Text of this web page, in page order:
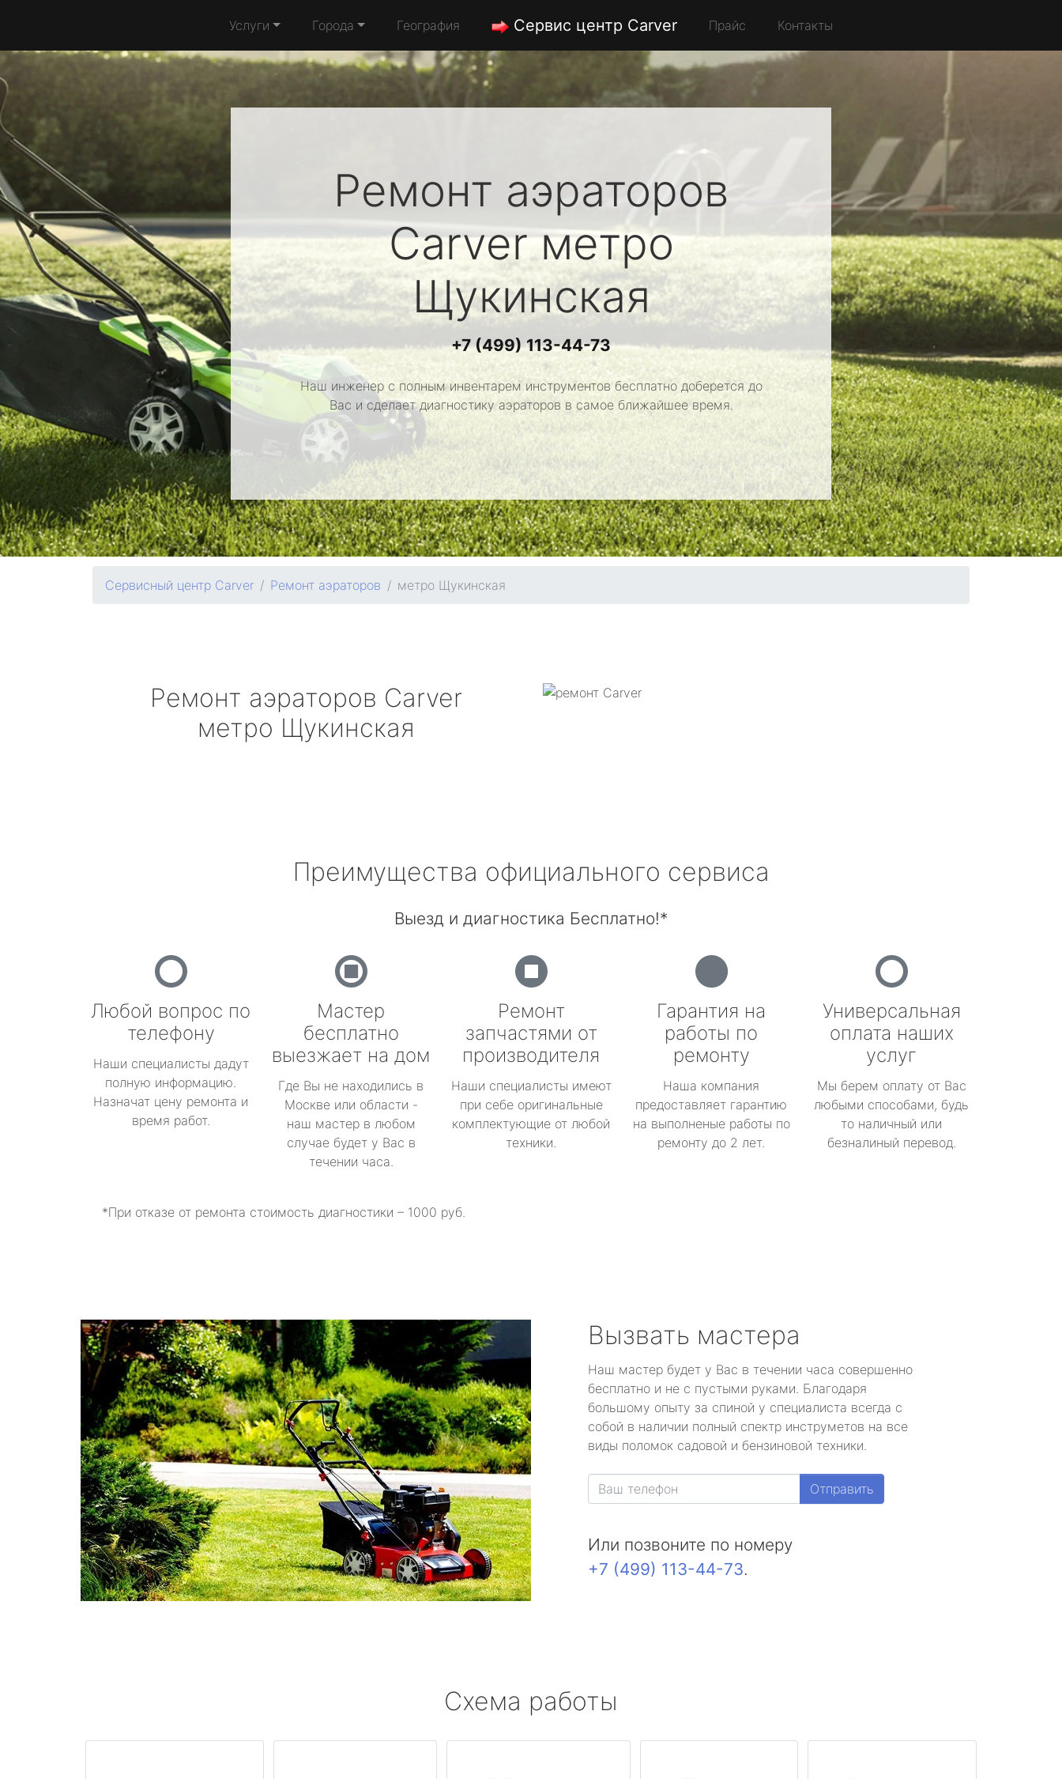
Услуги Города География Сервис центр Carver Прайс Контакты
Ремонт аэраторов
Carverметро
Щукинская
+7 (499) 113-44-73
Наш инженер с полным инвентарем инструментов бесплатно доберется до
Вас и сделает диагностику аэраторов в самое ближайшее время.
Сервисный центр Carver Ремонт аэраторов метро Щукинская
Ремонт аэраторов Carver
метро Щукинская
Преимущества официального сервиса
Выезд и диагностика Бесплатно!*
Любой вопрос по
телефону
Наши специалисты дадут
полную информацию.
Назначат цену ремонта и
время работ.
Мастер
бесплатно
выезжает на дом
Где Вы не находились в
Москве или области -
наш мастер в любом
случае будет у Вас в
течении часа.
Ремонт
запчастями от
производителя
Наши специалисты имеют
при себе оригинальные
комплектующие от любой
техники.
Гарантия на
работы по
ремонту
Наша компания
предоставляет гарантию
на выполненые работы по
ремонту до 2 лет.
Универсальная
оплата наших
услуг
Мы берем оплату от Вас
любыми способами, будь
то наличный или
безналиный перевод.
*При отказе от ремонта стоимость диагностики – 1000 руб.
Вызвать мастера
Наш мастер будет у Вас в течении часа совершенно
бесплатно и не с пустыми руками. Благодаря
большому опыту за спиной у специалиста всегда с
собой в наличии полный спектр инструметов на все
виды поломок садовой и бензиновой техники.
Отправить
Или позвоните по номеру
+7 (499) 113-44-73.
Схема работы